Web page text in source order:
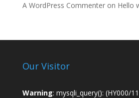
A WordPress Commenteron Hello
Our Visitor
Warning: mysqli_query(): (HY000/